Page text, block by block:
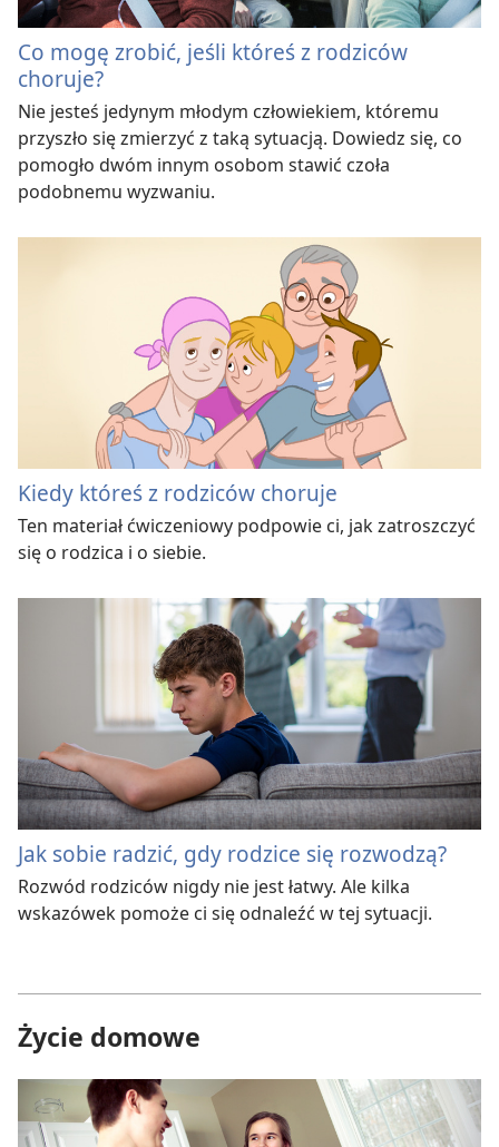
Co mogę zrobić, jeśli któreś z rodziców
choruje?
Nie jesteś jedynym młodym człowiekiem, któremu
przyszło się zmierzyć z taką sytuacją. Dowiedz się, co
pomogło dwóm innym osobom stawić czoła
podobnemu wyzwaniu.
Kiedy któreś z rodziców choruje
Ten materiał ćwiczeniowy podpowie ci, jak zatroszczyć
się o rodzica i o siebie.
Jak sobie radzić, gdy rodzice się rozwodzą?
Rozwód rodziców nigdy nie jest łatwy. Ale kilka
wskazówek pomoże ci się odnaleźć w tej sytuacji.
Życie domowe